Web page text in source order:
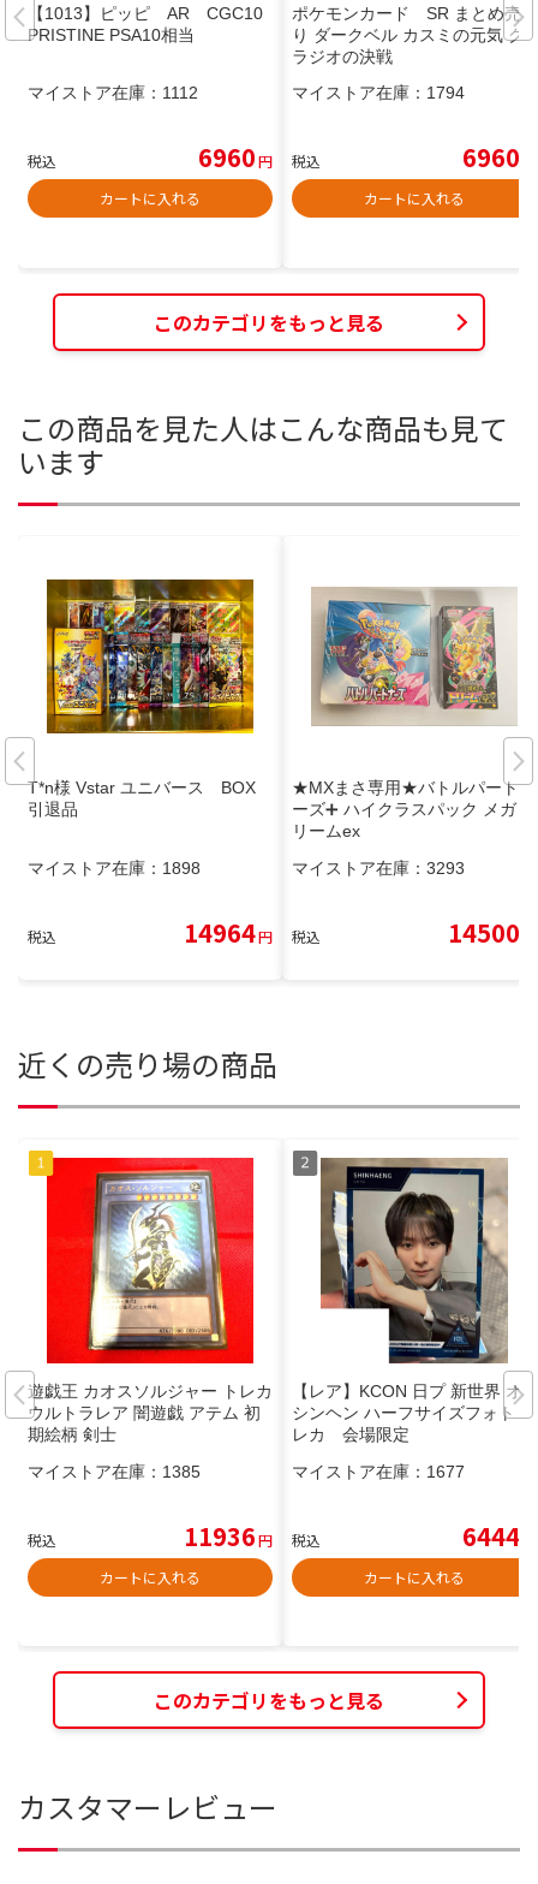
【1013】ピッピ AR CGC10
PRISTINE PSA10相当
マイストア在庫： 1112
税込 6960円
カートに入れる
ポケモンカード SR まとめ売
り ダークベル カスミの元気 グ
ラジオの決戦
マイストア在庫： 1794
税込 6960
カートに入れる
このカテゴリをもっと見る
この商品を見た人はこんな商品も見て
います
T*n様 Vstar ユニバース BOX
引退品
マイストア在庫： 1898
税込 14964円
★MXまさ専用★バトルパートナ
ーズ➕ ハイクラスパック メガド
リームex
マイストア在庫： 3293
税込 14500
近くの売り場の商品
遊戯王 カオスソルジャー トレカ
ウルトラレア 闇遊戯 アテム 初
期絵柄 剣士
マイストア在庫： 1385
税込 11936円
カートに入れる
【レア】KCON 日プ 新世界 オ
シンヘン ハーフサイズフォト ト
レカ 会場限定
マイストア在庫： 1677
税込 6444
カートに入れる
このカテゴリをもっと見る
カスタマーレビュー